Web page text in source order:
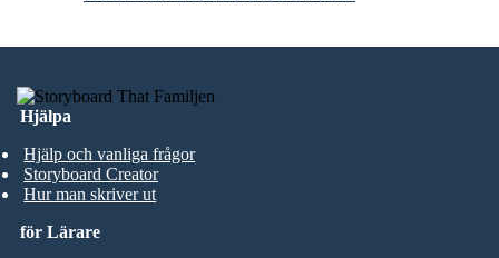
Hjälpa
Hjälp och vanliga frågor
Storyboard Creator
Hur man skriver ut
för Lärare